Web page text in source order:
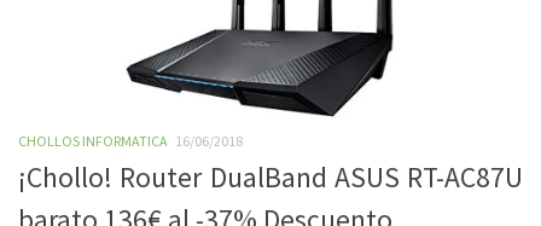
CHOLLOS INFORMATICA 16/06/2018
¡Chollo! Router DualBand ASUS RT-AC87U